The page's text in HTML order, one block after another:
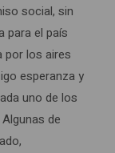
social, sin
para el país
por los aires
esperanza y
uno de los
de